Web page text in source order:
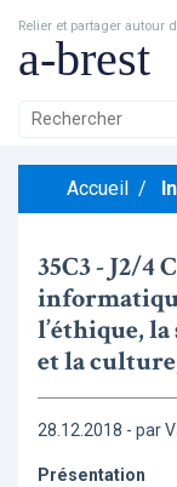
Relier et partager autour
a-brest
Accueil /
35C3 - J2/4
l’éthique,
et la
28.12.2018 - par
Présentation